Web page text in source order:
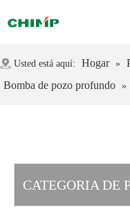
Usted está aquí: Hogar »
Bomba de pozo profundo »
CATEGORIA DE